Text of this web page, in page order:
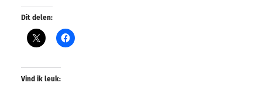
Dit delen:
Vind ik leuk: